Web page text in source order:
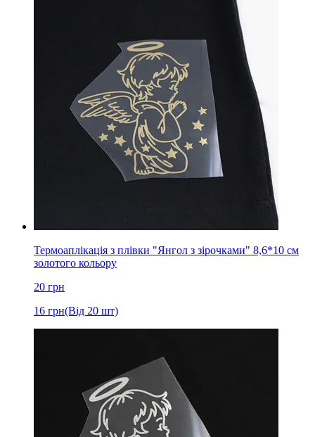
Термоаплікація з плівки "Янгол з зірочками" 8,6*10 см
золотого кольору
20 грн
16 грн(Від 20 шт)